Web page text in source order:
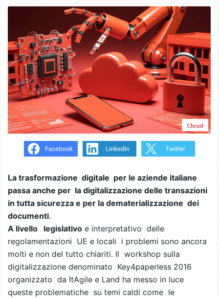
Cloud
La trasformazione digitale per le aziende italiane
passa anche per la digitalizzazione delle transazioni
in tutta sicurezza e per la dematerializzazione dei
documenti.
A livello legislativo e interpretativo delle
regolamentazioni UE e locali i problemi sono ancora
molti e non del tutto chiariti. Il workshop sulla
digitalizzazione denominato Key4paperless 2016
organizzato da ItAgile e Land ha messo in luce
queste problematiche su temi caldi come le